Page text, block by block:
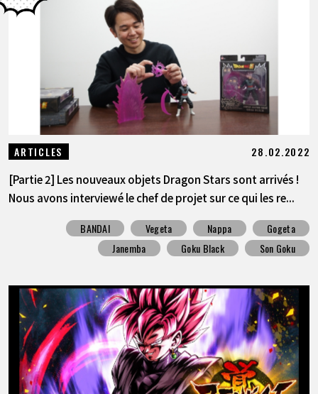
ARTICLES 28.02.2022
[Partie 2] Les nouveaux objets Dragon Stars sont arrivés !
Nous avons interviewé le chef de projet sur ce qui les re...
BANDAI Vegeta Nappa
Gogeta
Janemba
Goku Black Son Goku